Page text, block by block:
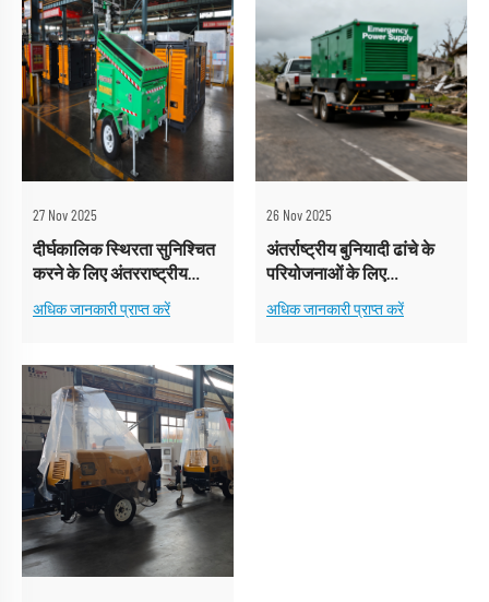
27 Nov 2025
दीर्घकालिक स्थिरता सुनिश्चित
करने के लिए अंतरराष्ट्रीय
बिजली समाधानों को नियमित
रखरखाव की आवश्यकता होती
अधिक जानकारी प्राप्त करें
26 Nov 2025
अंतर्राष्ट्रीय बुनियादी ढांचे के
परियोजनाओं के लिए
अंतर्राष्ट्रीय बिजली समाधान
क्यों आवश्यक हैं?
अधिक जानकारी प्राप्त करें